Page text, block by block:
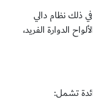
ذلك نظام دالي
الدوارة الفريد،
تشمل: